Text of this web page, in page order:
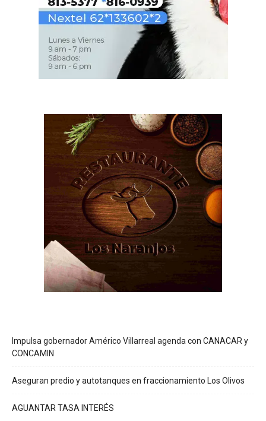
Impulsa gobernador Américo Villarreal agenda con CANACAR y
CONCAMIN
Aseguran predio y autotanques en fraccionamiento Los Olivos
AGUANTAR TASA INTERÉS